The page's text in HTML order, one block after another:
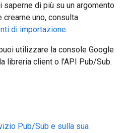
saperne di più su un argomento
uno, consulta
di importazione.
utilizzare la console Google
libreria client o l'API Pub/Sub.
Pub/Sub e sulla sua